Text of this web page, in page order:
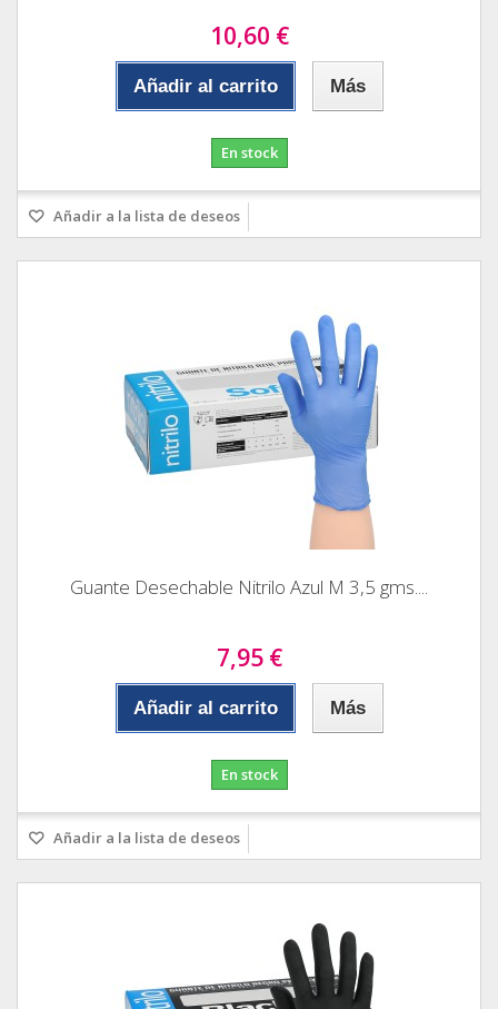
10,60 €
Añadir al carrito Más
En stock
Añadir a la lista de deseos
Guante Desechable Nitrilo Azul M 3,5 gms....
7,95 €
Añadir al carrito Más
En stock
Añadir a la lista de deseos